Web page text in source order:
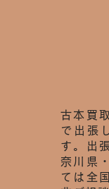
古本買
で出張
す。出
奈川県
ては全